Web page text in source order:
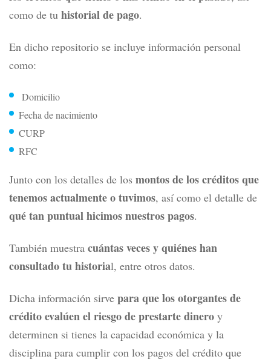
como de tu historial de pago.
En dicho repositorio se incluye información personal
como:
Domicilio
Fecha de nacimiento
CURP
RFC
Junto con los detalles de los montos de los créditos que
tenemos actualmente o tuvimos, así como el detalle de
qué tan puntual hicimos nuestros pagos.
También muestra cuántas veces y quiénes han
consultado tu historial, entre otros datos.
Dicha información sirve para que los otorgantes de
crédito evalúen el riesgo de prestarte dinero y
determinen si tienes la capacidad económica y la
disciplina para cumplir con los pagos del crédito que